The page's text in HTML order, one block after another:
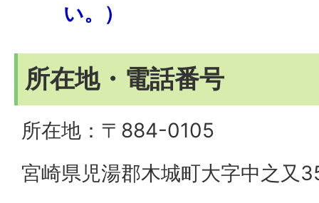
い。）
所在地・電話番号
所在地：〒884-0105
宮崎県児湯郡木城町大字中之又